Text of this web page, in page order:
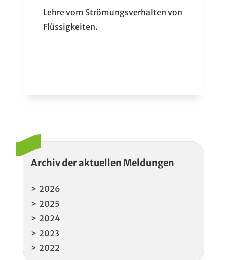
Lehre vom Strömungsverhalten von
Flüssigkeiten.
Archiv der aktuellen Meldungen
2026
2025
2024
2023
2022